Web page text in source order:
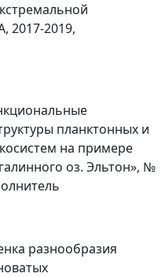
2017-2019,
планктонных и
на примере
оз. Эльтон», №
разнообразия